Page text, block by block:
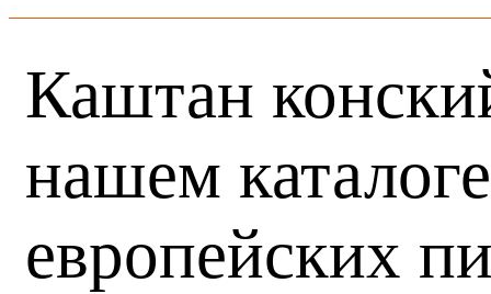
Каштан
нашем
европейских